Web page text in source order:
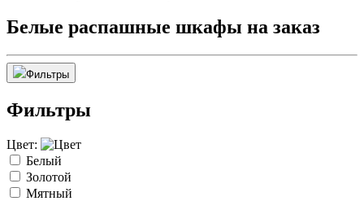
Белые распашные шкафы на заказ
Фильтры
Фильтры
Цвет:
Белый
Золотой
Мятный